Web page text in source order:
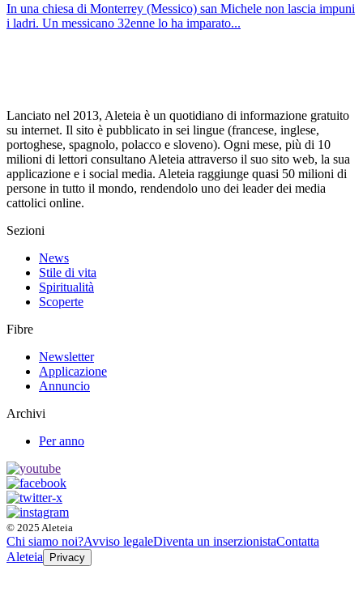
In una chiesa di Monterrey (Messico) san Michele non lascia impuni
i ladri. Un messicano 32enne lo ha imparato...
Lanciato nel 2013, Aleteia è un quotidiano di informazione gratuito
su internet. Il sito è pubblicato in sei lingue (francese, inglese,
portoghese, spagnolo, polacco e sloveno). Ogni mese, più di 10
milioni di lettori consultano Aleteia attraverso il suo sito web, la sua
applicazione e i social media. Aleteia raggiunge quasi 50 milioni di
persone in tutto il mondo, rendendolo uno dei leader dei media
cattolici online.
Sezioni
News
Stile di vita
Spiritualità
Scoperte
Fibre
Newsletter
Applicazione
Annuncio
Archivi
Per anno
© 2025 Aleteia
Chi siamo noi?Avviso legaleDiventa un inserzionistaContatta
Aleteia
Privacy